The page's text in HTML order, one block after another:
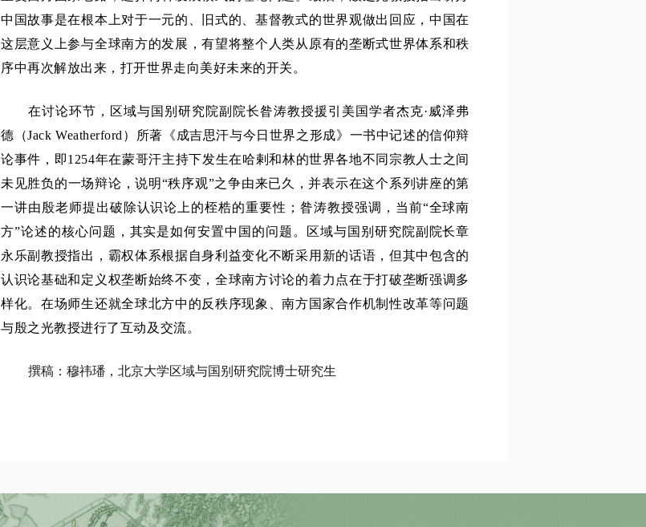
中国故事是在根本上对于一元的、旧式的、基督教式的世界观做出回应，中国在
这层意义上参与全球南方的发展，有望将整个人类从原有的垄断式世界体系和秩
序中再次解放出来，打开世界走向美好未来的开关。
在讨论环节，区域与国别研究院副院长昝涛教授援引美国学者杰克·威泽弗
德（Jack Weatherford）所著《成吉思汗与今日世界之形成》一书中记述的信仰辩
论事件，即1254年在蒙哥汗主持下发生在哈剌和林的世界各地不同宗教人士之间
未见胜负的一场辩论，说明“秩序观”之争由来已久，并表示在这个系列讲座的第
一讲由殷老师提出破除认识论上的桎梏的重要性；昝涛教授强调，当前“全球南
方”论述的核心问题，其实是如何安置中国的问题。区域与国别研究院副院长章
永乐副教授指出，霸权体系根据自身利益变化不断采用新的话语，但其中包含的
认识论基础和定义权垄断始终不变，全球南方讨论的着力点在于打破垄断强调多
样化。在场师生还就全球北方中的反秩序现象、南方国家合作机制性改革等问题
与殷之光教授进行了互动及交流。
撰稿：穆祎璠，北京大学区域与国别研究院博士研究生